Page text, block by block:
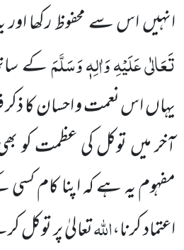
انہیں اس سے محفوظ رکھا
تَعَالٰی عَلَیْہِ وَاٰلِہٖ وَسَلَّمَکے
یہاں اس نعمت و احسان کا
آخر میں توکل کی عظمت کو
مفہوم یہ ہے کہ اپنا کام
اعتماد کرنا،اللہتعالیٰ پر